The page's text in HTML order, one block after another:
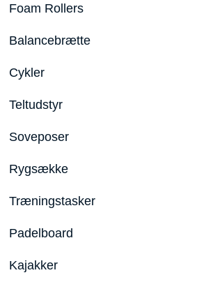
Foam Rollers
Balancebrætte
Cykler
Teltudstyr
Soveposer
Rygsække
Træningstasker
Padelboard
Kajakker